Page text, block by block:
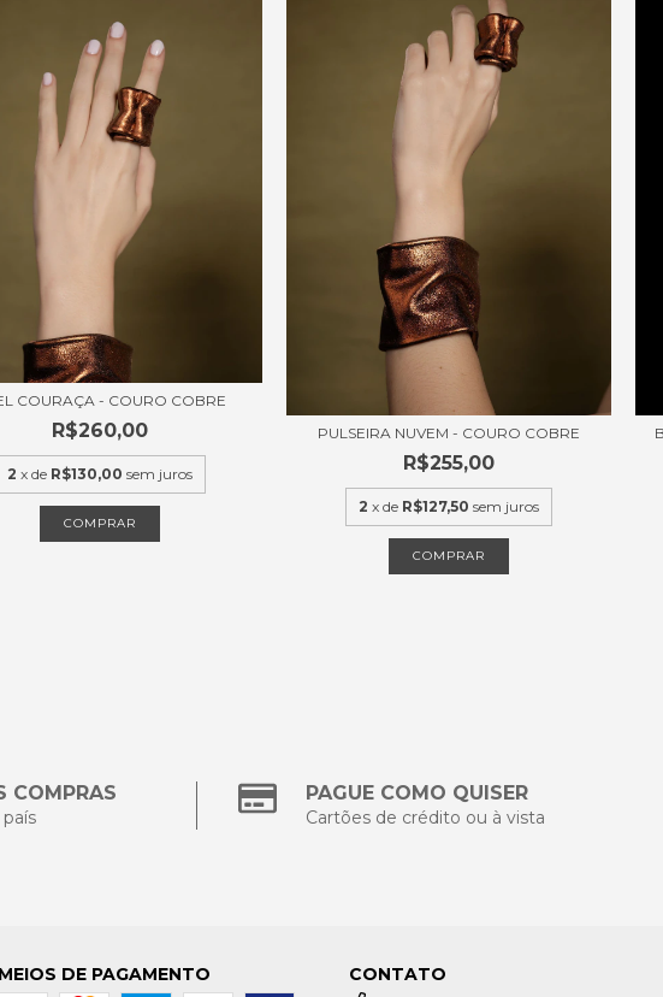
COURAÇA - COURO COBRE
R$260,00
2 x de R$130,00 sem juros
COMPRAR
PULSEIRA NUVEM - COURO COBRE
R$255,00
2 x de R$127,50 sem juros
COMPRAR
COMPRAS PAGUE COMO QUISER
Cartões de crédito ou à vista
MEIOS DE PAGAMENTO
CONTATO